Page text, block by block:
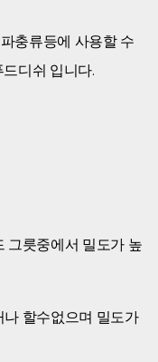
충류등에 사용할 수
디쉬 입니다.
그릇중에서 밀도가 높
할수없으며 밀도가